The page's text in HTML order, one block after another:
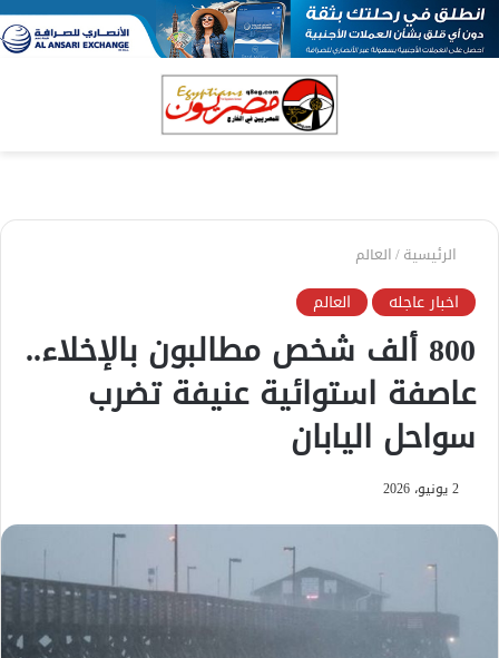
الرئيسية/العالم
اخبار عاجله العالم
800 ألف شخص مطالبون بالإخلاء..
عاصفة استوائية عنيفة تضرب
سواحل اليابان
2 يونيو، 2026